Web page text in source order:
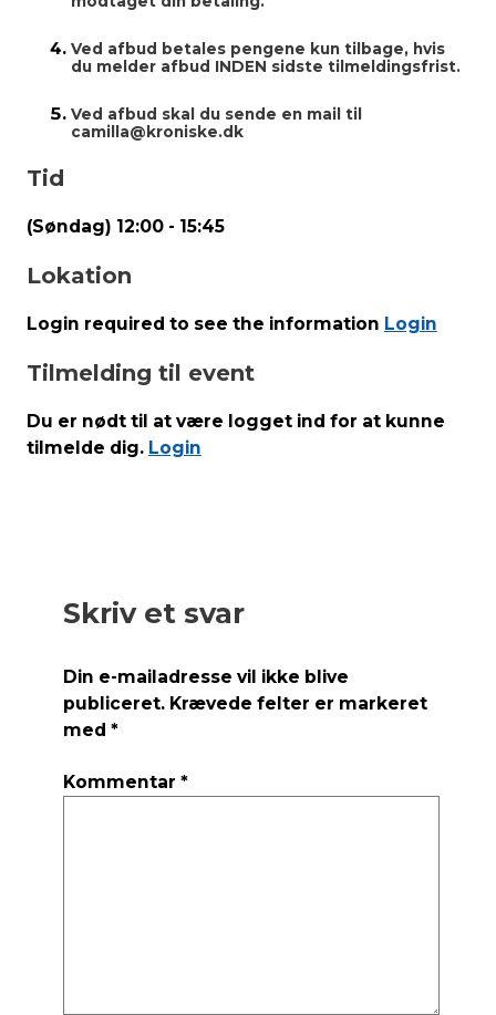
Ved afbud betales pengene kun tilbage, hvis
du melder afbud INDEN sidste tilmeldingsfrist.
Ved afbud skal du sende en mail til
camilla@kroniske.dk
Tid
(Søndag) 12:00 - 15:45
Lokation
Login required to see the information Login
Tilmelding til event
Du er nødt til at være logget ind for at kunne
tilmelde dig. Login
Skriv et svar
Din e-mailadresse vil ikke blive
publiceret. Krævede felter er markeret
med*
Kommentar*